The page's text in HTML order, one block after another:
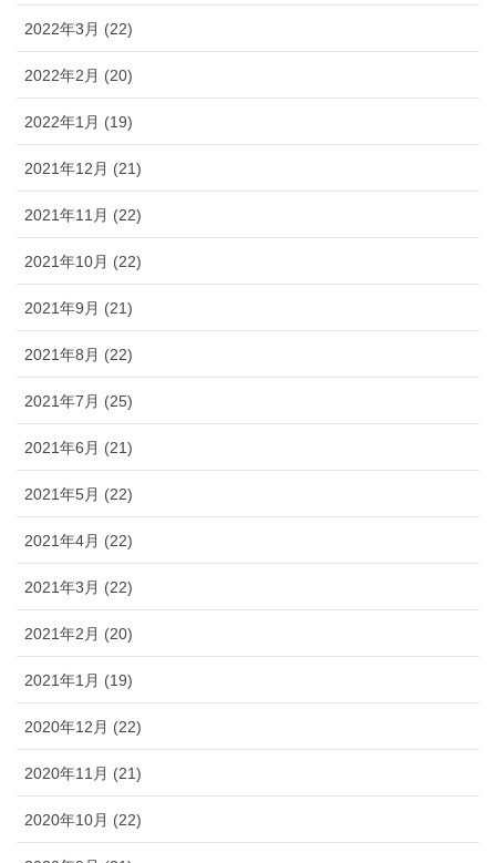
2022年3月 (22)
2022年2月 (20)
2022年1月 (19)
2021年12月 (21)
2021年11月 (22)
2021年10月 (22)
2021年9月 (21)
2021年8月 (22)
2021年7月 (25)
2021年6月 (21)
2021年5月 (22)
2021年4月 (22)
2021年3月 (22)
2021年2月 (20)
2021年1月 (19)
2020年12月 (22)
2020年11月 (21)
2020年10月 (22)